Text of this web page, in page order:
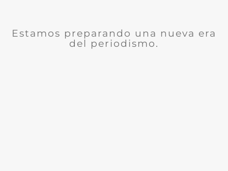
Estamos preparando una nueva era
del periodismo.